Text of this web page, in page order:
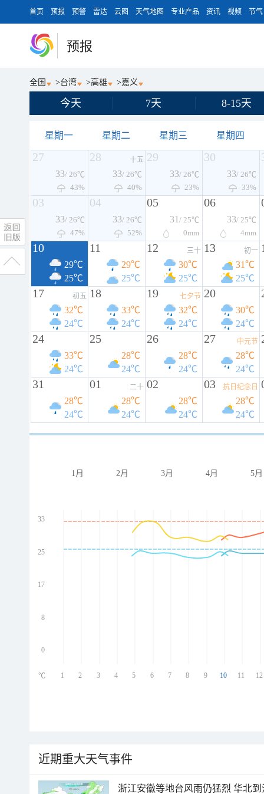
首页 预报 预警 雷达 云图 天气地图 专业产品 资讯 视频 节气
预报
全国 >台湾 >高雄 >嘉义
今天 7天 8-15天
星期一 星期二 星期三 星期四
27
33/ 26℃
43%
28 十五
33/ 26℃
40%
29
33/ 26℃
23%
30
33/ 26℃
33%
03
33/ 26℃
47%
04
33/ 26℃
52%
05
31 / 25℃
0mm
06
33/ 25℃
4mm
10
29℃
25℃
11
29℃
25℃
12 三十
30℃
25℃
13 初一
31℃
25℃
17 初五
32℃
24℃
18
33℃
24℃
19 七夕节
32℃
24℃
20
30℃
24℃
24
33℃
24℃
25
28℃
24℃
26
28℃
24℃
27 中元节
28℃
24℃
31
28℃
24℃
01 二十
28℃
24℃
02
28℃
24℃
03 抗日纪念日
28℃
24℃
1月 2月 3月 4月 5月
33
25
17
8
0
1 2 3 4 5 6 7 8 9 10 11 12
℃
近期重大天气事件
浙江安徽等地台风雨仍猛烈 华北